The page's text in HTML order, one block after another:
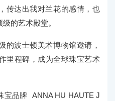
传达出我对兰花的感情，也
的艺术殿堂。
的波士顿美术博物馆邀请，
里程碑，成为全球珠宝艺术
宝品牌 ANNA HU HAUTE J